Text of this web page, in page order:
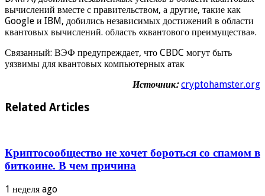
вычислений вместе с правительством, а другие, такие как
Google и IBM, добились независимых достижений в области
квантовых вычислений. область «квантового преимущества».
Связанный: ВЭФ предупреждает, что CBDC могут быть
уязвимы для квантовых компьютерных атак
Источник: cryptohamster.org
Related Articles
Криптосообщество не хочет бороться со спамом в
биткоине. В чем причина
1 неделя ago